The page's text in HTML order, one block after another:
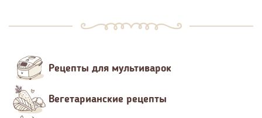
Рецепты для мультиварок
Вегетарианские рецепты